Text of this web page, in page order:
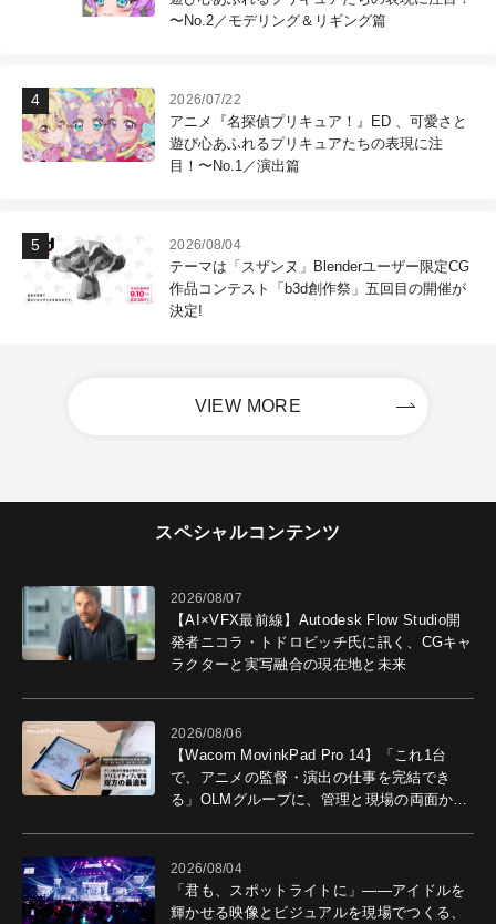
〜No.2／モデリング＆リギング篇
2026/07/22
アニメ『名探偵プリキュア！』ED 、可愛さと
遊び心あふれるプリキュアたちの表現に注
目！〜No.1／演出篇
2026/08/04
テーマは「スザンヌ」Blenderユーザー限定CG
作品コンテスト「b3d創作祭」五回目の開催が
決定!
VIEW MORE
スペシャルコンテンツ
2026/08/07
【AI×VFX最前線】Autodesk Flow Studio開
発者ニコラ・トドロビッチ氏に訊く、CGキャ
ラクターと実写融合の現在地と未来
2026/08/06
【Wacom MovinkPad Pro 14】「これ1台
で、アニメの監督・演出の仕事を完結でき
る」OLMグループに、管理と現場の両面から
2026/08/04
「君も、スポットライトに」――アイドルを
輝かせる映像とビジュアルを現場でつくる、